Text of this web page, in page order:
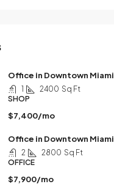
Office in Downtown Miami
1 2400 Sq Ft
SHOP
$7,400/mo
Office in Downtown Miami
2 2800 Sq Ft
OFFICE
$7,900/mo